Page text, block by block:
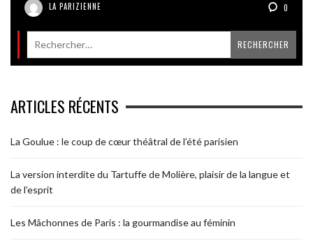
LA PARIZIENNE 0
ARTICLES RÉCENTS
La Goulue : le coup de cœur théâtral de l’été parisien
La version interdite du Tartuffe de Molière, plaisir de la langue et
de l’esprit
Les Mâchonnes de Paris : la gourmandise au féminin